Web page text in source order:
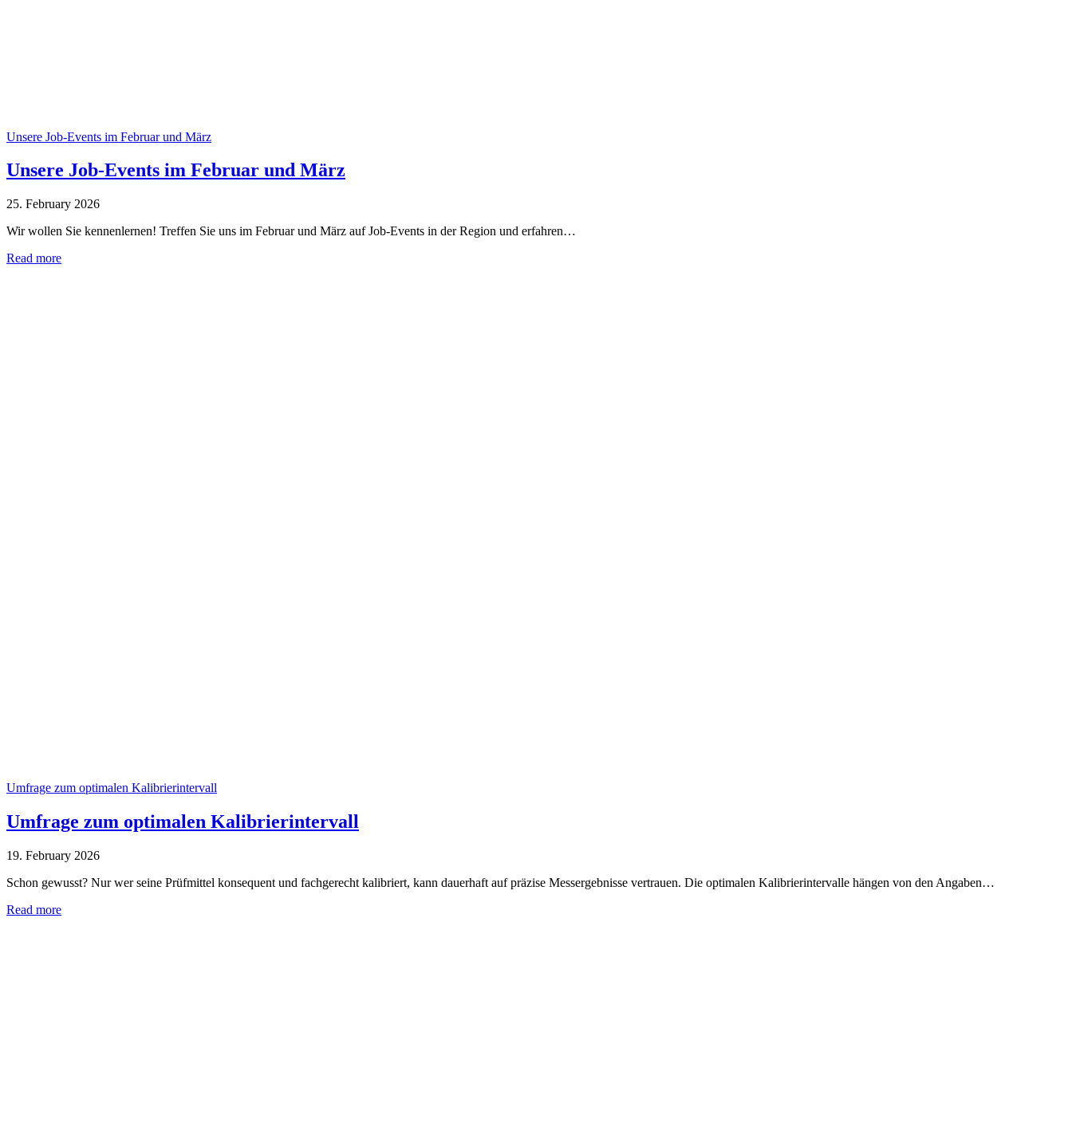
Unsere Job-Events im Februar und März
Unsere Job-Events im Februar und März
25. February 2026
Wir wollen Sie kennenlernen! Treffen Sie uns im Februar und März auf Job-Events in der Region und erfahren…
Read more
Umfrage zum optimalen Kalibrierintervall
Umfrage zum optimalen Kalibrierintervall
19. February 2026
Schon gewusst? Nur wer seine Prüfmittel konsequent und fachgerecht kalibriert, kann dauerhaft auf präzise Messergebnisse vertrauen. Die optimalen Kalibrierintervalle hängen von den Angaben…
Read more